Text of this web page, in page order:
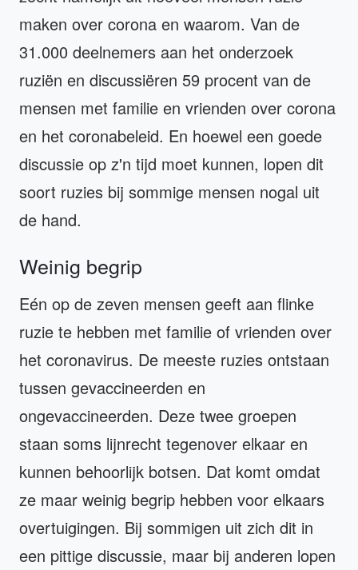
maken over corona en waarom. Van de
31.000 deelnemers aan het onderzoek
ruziën en discussiëren 59 procent van de
mensen met familie en vrienden over corona
en het coronabeleid. En hoewel een goede
discussie op z'n tijd moet kunnen, lopen dit
soort ruzies bij sommige mensen nogal uit
de hand.
Weinig begrip
Eén op de zeven mensen geeft aan flinke
ruzie te hebben met familie of vrienden over
het coronavirus. De meeste ruzies ontstaan
tussen gevaccineerden en
ongevaccineerden. Deze twee groepen
staan soms lijnrecht tegenover elkaar en
kunnen behoorlijk botsen. Dat komt omdat
ze maar weinig begrip hebben voor elkaars
overtuigingen. Bij sommigen uit zich dit in
een pittige discussie, maar bij anderen lopen